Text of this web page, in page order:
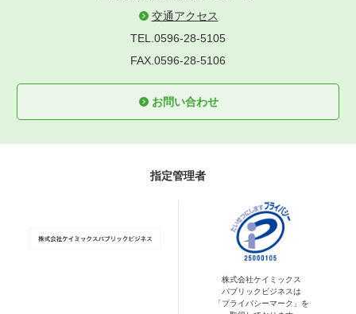
交通アクセス
TEL.0596-28-5105
FAX.0596-28-5106
お問い合わせ
指定管理者
株式会社ケイミックス
パブリックビジネスは
「プライバシーマーク」を